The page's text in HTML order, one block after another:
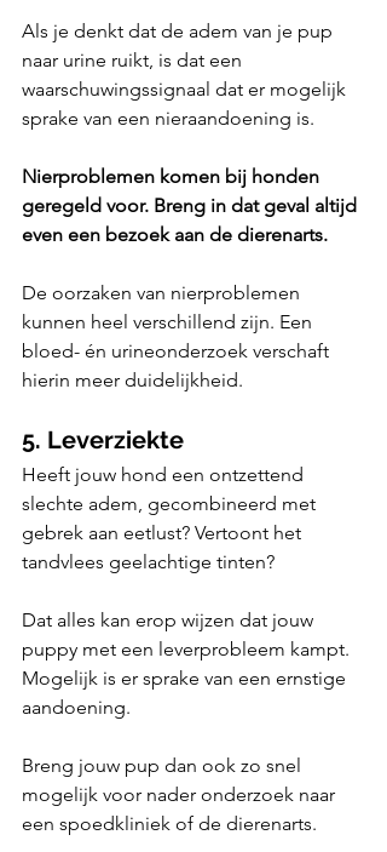
Als je denkt dat de adem van je pup
naar urine ruikt, is dat een
waarschuwingssignaal dat er mogelijk
sprake van een nieraandoening is.
Nierproblemen komen bij honden
geregeld voor. Breng in dat geval altijd
even een bezoek aan de dierenarts.
De oorzaken van nierproblemen
kunnen heel verschillend zijn. Een
bloed- én urineonderzoek verschaft
hierin meer duidelijkheid.
5. Leverziekte
Heeft jouw hond een ontzettend
slechte adem, gecombineerd met
gebrek aan eetlust? Vertoont het
tandvlees geelachtige tinten?
Dat alles kan erop wijzen dat jouw
puppy met een leverprobleem kampt.
Mogelijk is er sprake van een ernstige
aandoening.
Breng jouw pup dan ook zo snel
mogelijk voor nader onderzoek naar
een spoedkliniek of de dierenarts.